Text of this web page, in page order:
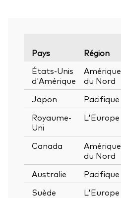
Pays Région
États-Unis
d'Amérique
Amérique
du Nord
Japon Pacifique
Royaume-
Uni
L'Europe
Canada
Amérique
du Nord
Australie Pacifique
Suède
L'Europe